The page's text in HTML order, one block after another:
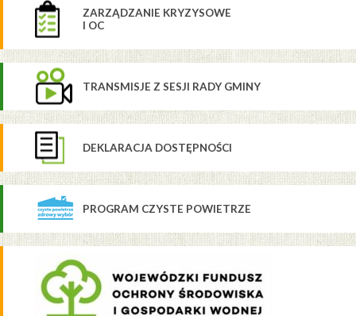
ZARZĄDZANIE KRYZYSOWE
I OC
TRANSMISJE Z SESJI RADY GMINY
DEKLARACJA DOSTĘPNOŚCI
PROGRAM CZYSTE POWIETRZE